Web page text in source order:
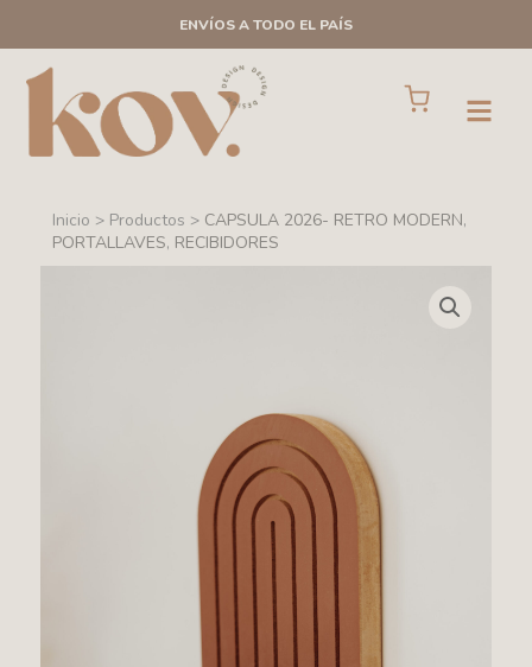
al
contenido
ENVÍOS A TODO EL PAÍS
Open
Cart
Inicio > Productos > CAPSULA 2026- RETRO MODERN,
PORTALLAVES, RECIBIDORES